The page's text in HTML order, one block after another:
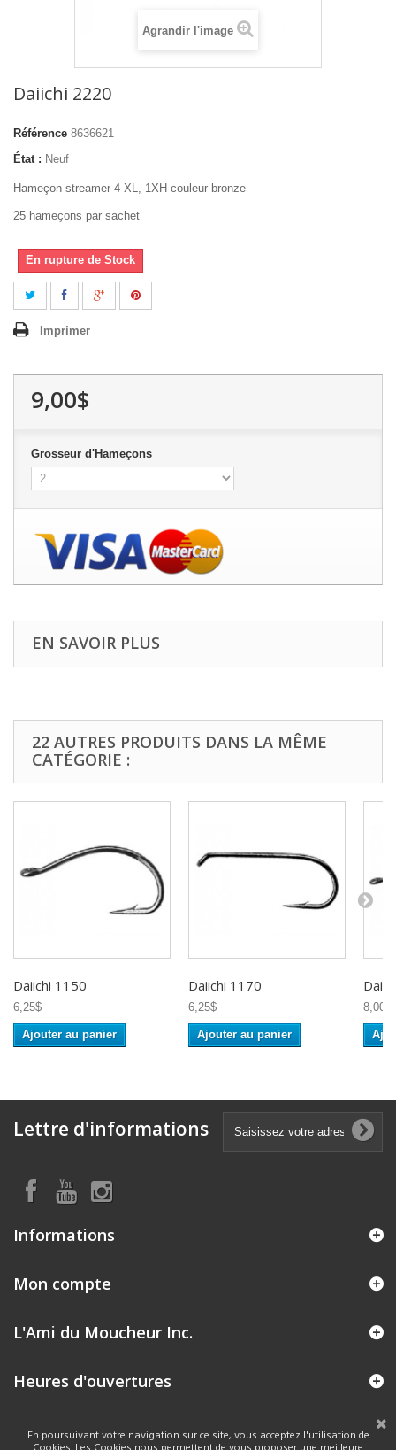
Agrandir l'image
Daiichi 2220
Référence 8636621
État : Neuf
Hameçon streamer 4 XL, 1XH couleur bronze
25 hameçons par sachet
En rupture de Stock
Imprimer
9,00$
Grosseur d'Hameçons
EN SAVOIR PLUS
22 AUTRES PRODUITS DANS LA MÊME
CATÉGORIE :
Daiichi 1150
6,25$
Ajouter au panier
Daiichi 1170
6,25$
Ajouter au panier
8,00$
Lettre d'informations
Informations
Mon compte
L'Ami du Moucheur Inc.
Heures d'ouvertures
En poursuivant votre navigation sur ce site, vous acceptez l'utilisation de